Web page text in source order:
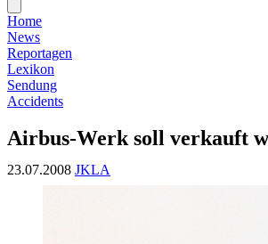
Home
News
Reportagen
Lexikon
Sendung
Accidents
Airbus-Werk soll verkauft
23.07.2008 JKLA